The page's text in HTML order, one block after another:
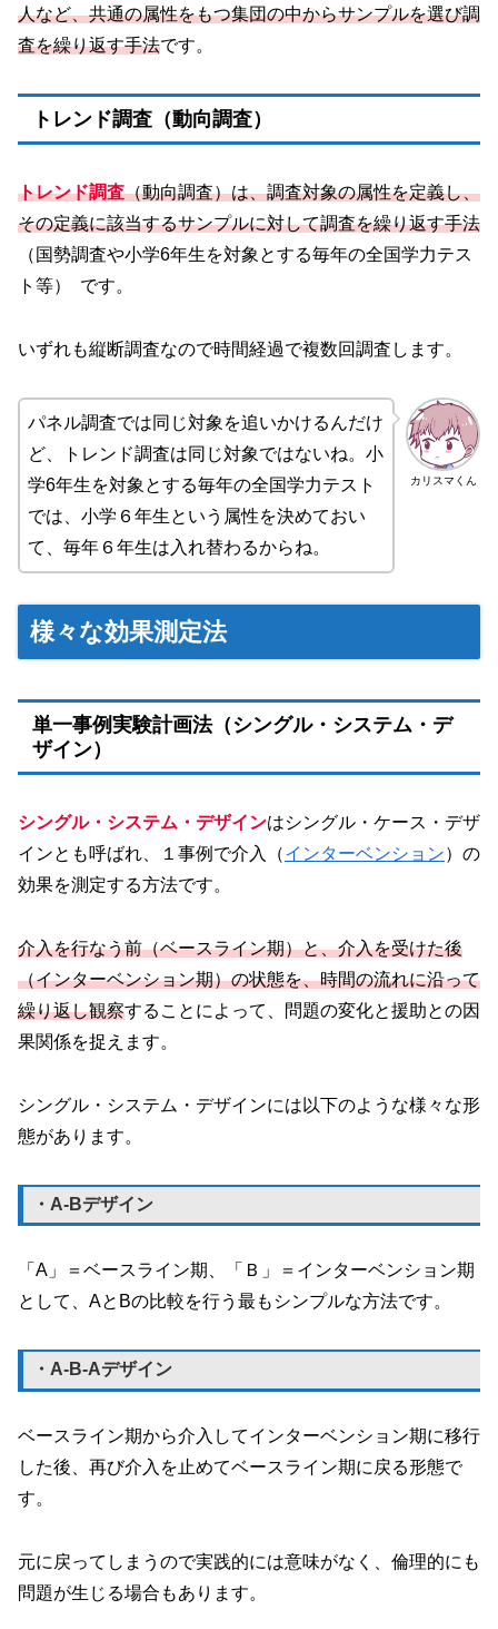
人など、共通の属性をもつ集団の中からサンプルを選び調
査を繰り返す手法です。
トレンド調査（動向調査）
トレンド調査（動向調査）は、調査対象の属性を定義し、
その定義に該当するサンプルに対して調査を繰り返す手法
（国勢調査や小学6年生を対象とする毎年の全国学力テス
ト等） です。
いずれも縦断調査なので時間経過で複数回調査します。
カリスマくん
パネル調査では同じ対象を追いかけるんだけ
ど、トレンド調査は同じ対象ではないね。小
学6年生を対象とする毎年の全国学力テスト
では、小学６年生という属性を決めておい
て、毎年６年生は入れ替わるからね。
様々な効果測定法
単一事例実験計画法（シングル・システム・デ
ザイン）
シングル・システム・デザインはシングル・ケース・デザ
インとも呼ばれ、１事例で介入（インターベンション）の
効果を測定する方法です。
介入を行なう前（ベースライン期）と、介入を受けた後
（インターベンション期）の状態を、時間の流れに沿って
繰り返し観察することによって、問題の変化と援助との因
果関係を捉えます。
シングル・システム・デザインには以下のような様々な形
態があります。
・A-Bデザイン
「A」＝ベースライン期、「Ｂ」＝インターベンション期
として、AとBの比較を行う最もシンプルな方法です。
・A-B-Aデザイン
ベースライン期から介入してインターベンション期に移行
した後、再び介入を止めてベースライン期に戻る形態で
す。
元に戻ってしまうので実践的には意味がなく、倫理的にも
問題が生じる場合もあります。